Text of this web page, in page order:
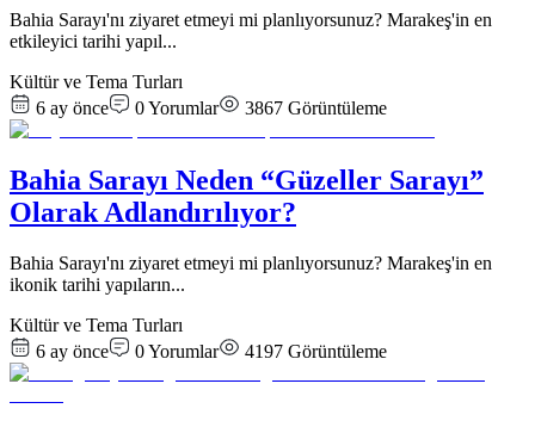
Bahia Sarayı'nı ziyaret etmeyi mi planlıyorsunuz? Marakeş'in en
etkileyici tarihi yapıl...
Kültür ve Tema Turları
6 ay önce
0Yorumlar 3867 Görüntüleme
Bahia Sarayı Neden “Güzeller Sarayı”
Olarak Adlandırılıyor?
Bahia Sarayı'nı ziyaret etmeyi mi planlıyorsunuz? Marakeş'in en
ikonik tarihi yapıların...
Kültür ve Tema Turları
6 ay önce
0Yorumlar 4197 Görüntüleme